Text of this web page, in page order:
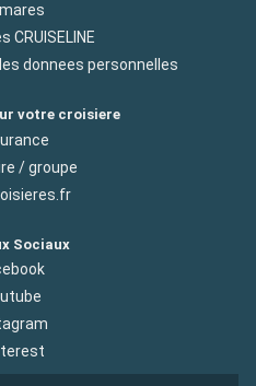
CRUISELINE
donnees personnelles
votre croisiere
/ groupe
Sociaux